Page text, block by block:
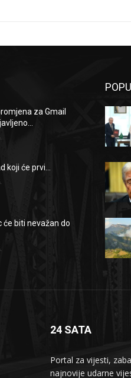
za Gmail
koji će prvi...
će biti nevažan do
24 SATA
Portal za vijesti,
najnovije udarne